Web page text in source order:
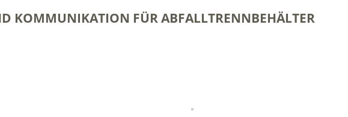
KOMMUNIKATION FÜR ABFALLTRENNBEHÄLTER